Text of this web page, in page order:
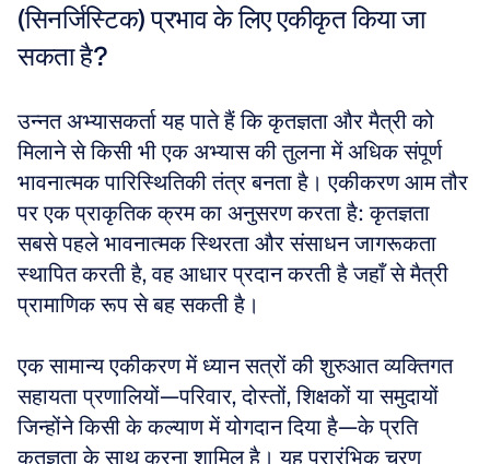
(सिनर्जिस्टिक) प्रभाव के लिए एकीकृत किया जा
सकता है?
उन्नत अभ्यासकर्ता यह पाते हैं कि कृतज्ञता और मैत्री को
मिलाने से किसी भी एक अभ्यास की तुलना में अधिक संपूर्ण
भावनात्मक पारिस्थितिकी तंत्र बनता है। एकीकरण आम तौर
पर एक प्राकृतिक क्रम का अनुसरण करता है: कृतज्ञता
सबसे पहले भावनात्मक स्थिरता और संसाधन जागरूकता
स्थापित करती है, वह आधार प्रदान करती है जहाँ से मैत्री
प्रामाणिक रूप से बह सकती है।
एक सामान्य एकीकरण में ध्यान सत्रों की शुरुआत व्यक्तिगत
सहायता प्रणालियों—परिवार, दोस्तों, शिक्षकों या समुदायों
जिन्होंने किसी के कल्याण में योगदान दिया है—के प्रति
कृतज्ञता के साथ करना शामिल है। यह प्रारंभिक चरण